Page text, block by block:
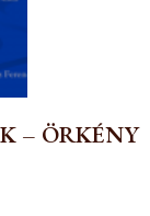
– ÖRKÉNY